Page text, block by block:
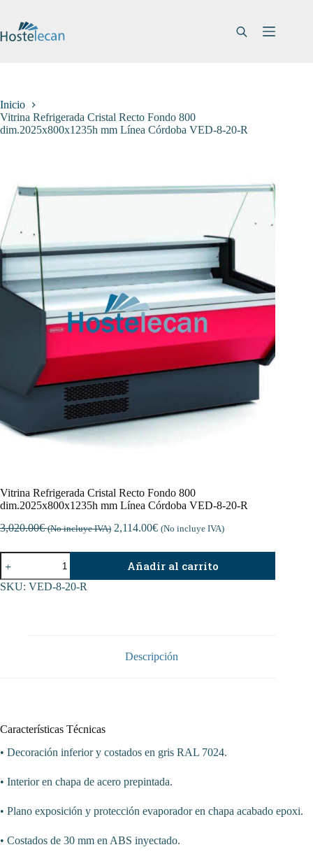
contenido
Inicio
Vitrina Refrigerada Cristal Recto Fondo 800
dim.2025x800x1235h mm Línea Córdoba VED-8-20-R
Vitrina Refrigerada Cristal Recto Fondo 800
dim.2025x800x1235h mm Línea Córdoba VED-8-20-R
3,020.00€ (No incluye IVA) 2,114.00€ (No incluye IVA)
Vitrina
Refrigerada
Cristal
Recto
cantidad
Añadir al carrito
SKU: VED-8-20-R
Descripción
Características Técnicas
• Decoración inferior y costados en gris RAL 7024.
• Interior en chapa de acero prepintada.
• Plano exposición y protección evaporador en chapa acabado epoxi.
• Costados de 30 mm en ABS inyectado.